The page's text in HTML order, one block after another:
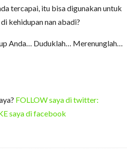
tercapai, itu bisa digunakan untuk
kehidupan nan abadi?
Anda… Duduklah… Merenunglah…
FOLLOW saya di twitter:
saya di facebook